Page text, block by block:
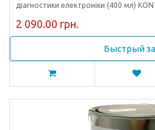
діагностики електроніки (400 мл)
2 090.00 грн.
Быстрый